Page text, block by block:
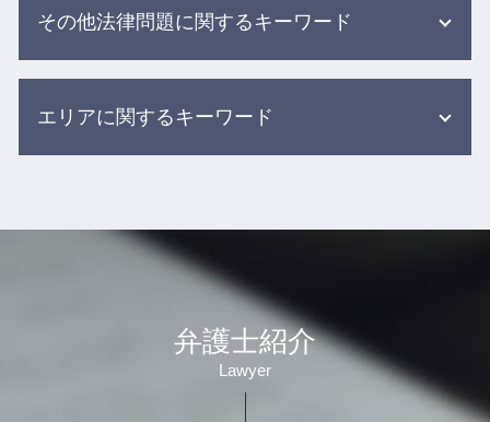
医療事故 医療過誤 医療ミス 違い
誤薬事故 介護
医療ミス 訴訟
医療過誤とは
医療事故 医療過誤
介護事故 家族への報告
医療過誤 不可抗力
医療事故 調査センター
グループ ホーム 事故
離婚協議書 養育費
夫婦 別居
親権争い 別居
調停 面会交流
離婚調停 不成立 その後
婚姻費用 払わない
離婚訴訟 財産分与
dv モラハラ 離婚
不倫 離婚 慰謝料 相場
その他法律問題に関するキーワード
交通事故 弁護士 基準
加害者 弁護士
示談交渉 保険会社
労働基準法 弁護士
交通事故 後遺障害 慰謝料
借金 弁護士 メリット
労働問題 パワハラ
エリアに関するキーワード
介護事故 相談 弁護士 渋谷区
労働問題 相談 弁護士 渋谷区
交通事故 相談 弁護士 新宿区
離婚 相談 弁護士 新宿区
離婚 相談 弁護士 杉並区
交通事故 相談 弁護士 杉並区
弁護士紹介
Lawyer